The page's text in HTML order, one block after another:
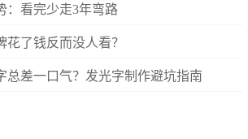
：看完少走3年弯路
了钱反而没人看？
总差一口气？发光字制作避坑指南